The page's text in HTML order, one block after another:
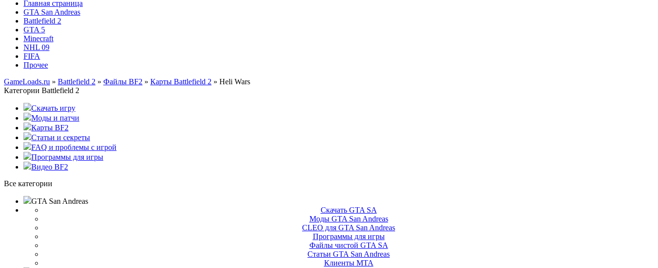
Главная страница
GTA San Andreas
Battlefield 2
GTA 5
Minecraft
NHL 09
FIFA
Прочее
GameLoads.ru » Battlefield 2 » Файлы BF2 » Карты Battlefield 2 » Heli Wars
Категории Battlefield 2
Скачать игру
Моды и патчи
Карты BF2
Статьи и секреты
FAQ и проблемы с игрой
Программы для игры
Видео BF2
Все категории
GTA San Andreas
Скачать GTA SA
Моды GTA San Andreas
CLEO для GTA San Andreas
Программы для игры
Файлы чистой GTA SA
Статьи GTA San Andreas
Клиенты MTA